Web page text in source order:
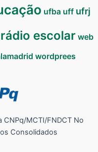
ufba uff ufrj
escolar web
wordprees
CNPq/MCTI/FNDCT No
Consolidados